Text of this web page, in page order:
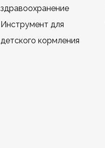
здравоохранение
Инструмент для
детского кормления